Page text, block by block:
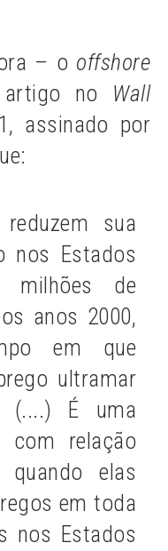
– o offshore
no Wall
assinado por
reduzem sua
nos Estados
milhões de
anos 2000,
em que
ultramar
(....) É uma
com relação
elas
em toda
nos Estados